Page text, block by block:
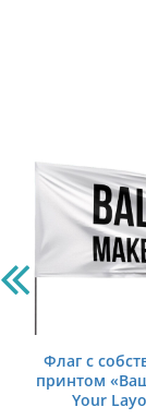
Флаг с
принтом
Your